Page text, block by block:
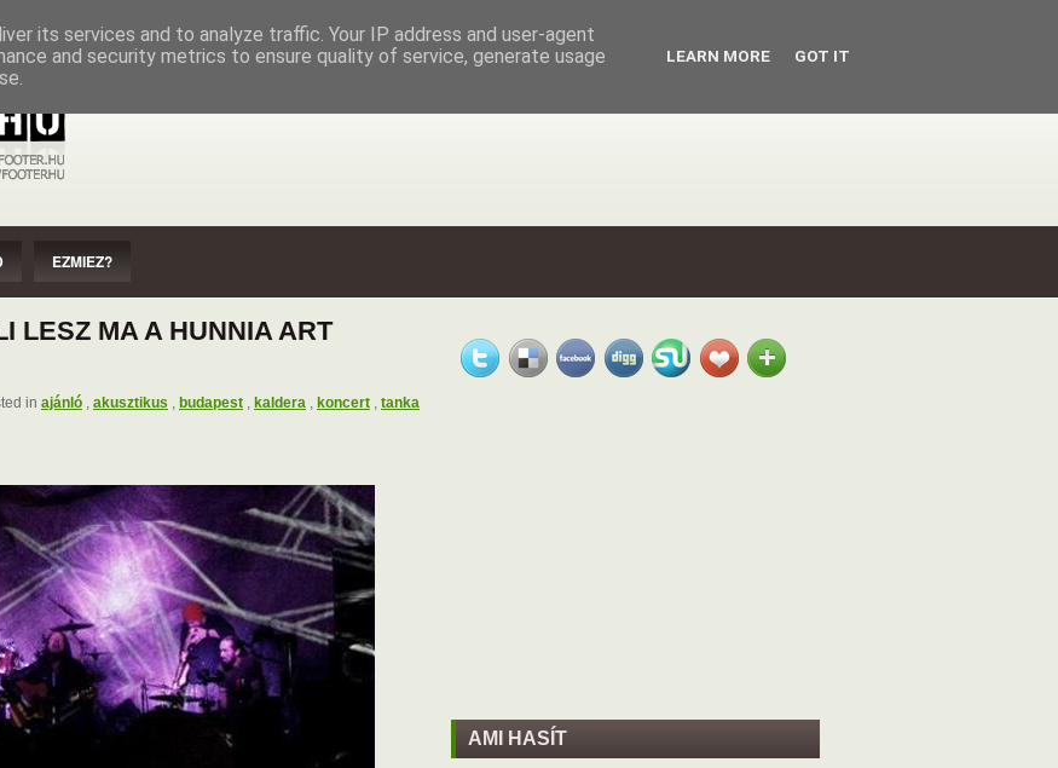
EZMIEZ? IMPRESSZUM SZERZŐI JOGOK
EZMIEZ?
LESZ MA A HUNNIA ART
in ajánló , akusztikus , budapest , kaldera , koncert , tanka
AMI HASÍT
its services and to analyze traffic. Your IP address and user-agent
and security metrics to ensure quality of service, generate usage
LEARN MORE GOT IT